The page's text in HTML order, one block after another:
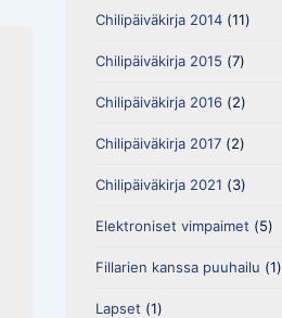
Chilipäiväkirja 2014(11)
Chilipäiväkirja 2015 (7)
Chilipäiväkirja 2016(2)
Chilipäiväkirja 2017(2)
Chilipäiväkirja 2021 (3)
Elektroniset vimpaimet (5)
Fillarien kanssa puuhailu (1)
Lapset (1)